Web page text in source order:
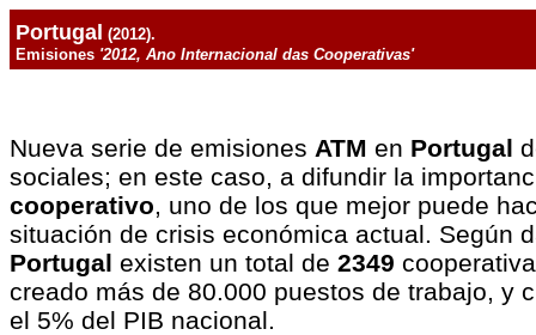
Portugal (2012).
Emisiones '2012, Ano Internacional das Cooperativas'
Nueva serie de emisiones ATM en Portugal
sociales; en este caso, a difundir la
cooperativo, uno de los que mejor puede
situación de crisis económica actual. Según
Portugal existen un total de 2349
creado más de 80.000 puestos de trabajo, y
el 5% del PIB nacional.